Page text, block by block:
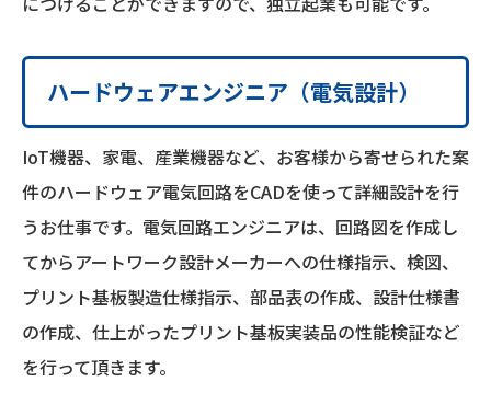
ハードウェアエンジニア（電気設計）
IoT機器、家電、産業機器など、お客様から寄せられた案
件のハードウェア電気回路をCADを使って詳細設計を行
うお仕事です。電気回路エンジニアは、回路図を作成し
てからアートワーク設計メーカーへの仕様指示、検図、
プリント基板製造仕様指示、部品表の作成、設計仕様書
の作成、仕上がったプリント基板実装品の性能検証など
を行って頂きます。